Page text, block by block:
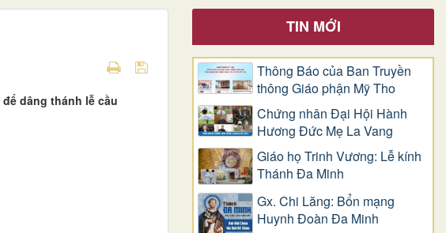
dâng thánh lễ cầu
TIN MỚI
Thông Báo của Ban Truyền
thông Giáo phận Mỹ Tho
Chứng nhân Đại Hội Hành
Hương Đức Mẹ La Vang
Giáo họ Trinh Vương: Lễ kính
Thánh Đa Minh
Gx. Chi Lăng: Bổn mạng
Huynh Đoàn Đa Minh